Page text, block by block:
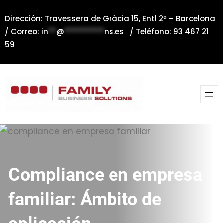
al
contenido
Dirección: Travessera de Gràcia 15, Entl 2ª – Barcelona
/ Correo: in**@**********ns.es / Teléfono: 93 467 21
59
Compliance en empresa
familiar: Ámbito de